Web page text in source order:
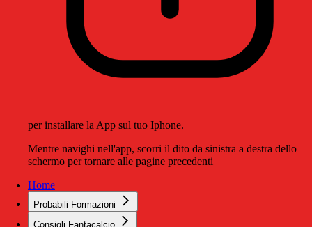
per installare la App sul tuo Iphone.
Mentre navighi nell'app, scorri il dito da sinistra a destra dello
schermo per tornare alle pagine precedenti
Home
Probabili Formazioni
Consigli Fantacalcio